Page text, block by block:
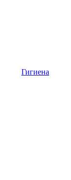
Гигиена